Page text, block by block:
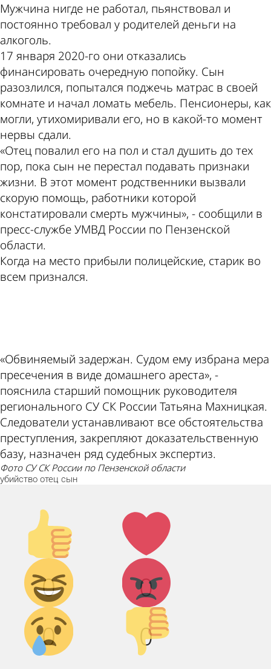
Мужчина нигде не работал, пьянствовал и
постоянно требовал у родителей деньги на
алкоголь.
17 января 2020-го они отказались
финансировать очередную попойку. Сын
разозлился, попытался поджечь матрас в своей
комнате и начал ломать мебель. Пенсионеры, как
могли, утихомиривали его, но в какой-то момент
нервы сдали.
«Отец повалил его на пол и стал душить до тех
пор, пока сын не перестал подавать признаки
жизни. В этот момент родственники вызвали
скорую помощь, работники которой
констатировали смерть мужчины», - сообщили в
пресс-службе УМВД России по Пензенской
области.
Когда на место прибыли полицейские, старик во
всем признался.
«Обвиняемый задержан. Судом ему избрана мера
пресечения в виде домашнего ареста», -
пояснила старший помощник руководителя
регионального СУ СК России Татьяна Махницкая.
Следователи устанавливают все обстоятельства
преступления, закрепляют доказательственную
базу, назначен ряд судебных экспертиз.
фото СУ СК России по Пензенской области
убийство отец сын
Палец
вверх!
0
Лайк!
0
Дикий
смех!
0
Агрессия!
0
Грусть :(
Палец
вниз!